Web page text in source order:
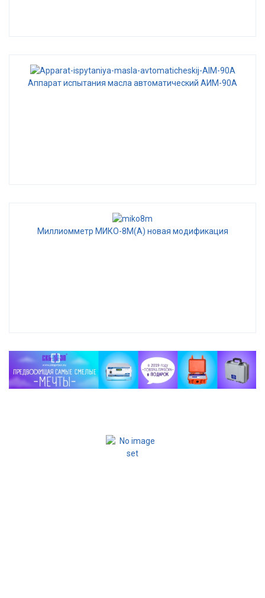
Аппарат испытания масла автоматический АИМ-90А
Миллиомметр МИКО-8М(А) новая модификация